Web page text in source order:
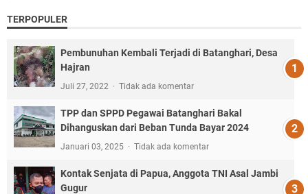
TERPOPULER
Pembunuhan Kembali Terjadi di Batanghari, Desa
Hajran
Juli 27, 2022 Tidak ada komentar
TPP dan SPPD Pegawai Batanghari Bakal
Dihanguskan dari Beban Tunda Bayar 2024
Januari 03, 2025 Tidak ada komentar
Kontak Senjata di Papua, Anggota TNI Asal Jambi
Gugur